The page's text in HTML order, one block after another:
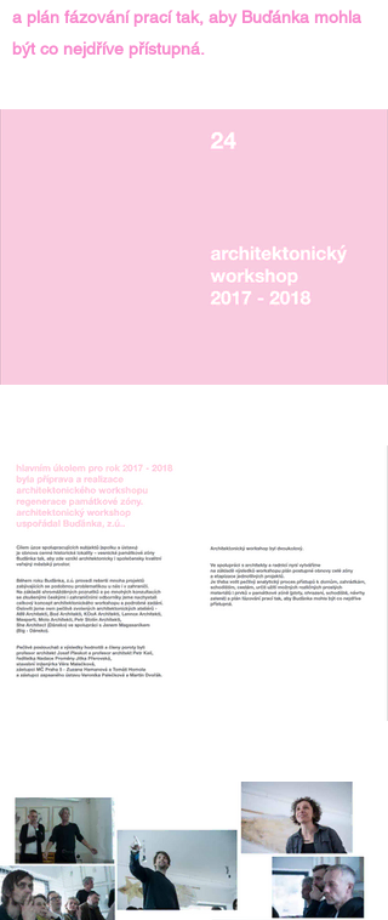
a plán fázování prací tak, aby Buďánka mohla
být co nejdříve přístupná.